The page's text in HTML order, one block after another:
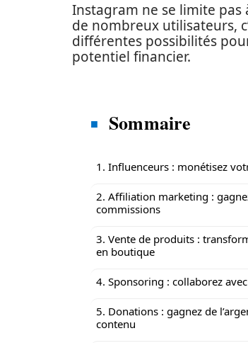
Instagram ne se limite
de nombreux utilisateurs,
différentes possibilités
potentiel financier.
Sommaire
1. Influenceurs : monétisez
2. Affiliation marketing :
commissions
3. Vente de produits :
en boutique
4. Sponsoring : collaborez
5. Donations : gagnez de
contenu